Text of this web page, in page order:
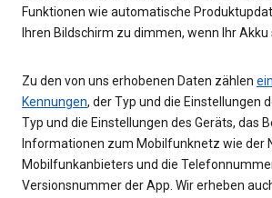
Funktionen wie automatische
Ihren Bildschirm zu dimmen, wenn Ihr
Zu den von uns erhobenen Daten zählen
Kennungen, der Typ und die Einstellungen
Typ und die Einstellungen des Geräts, das
Informationen zum Mobilfunknetz wie der
Mobilfunkanbieters und die
Versionsnummer der App. Wir erheben